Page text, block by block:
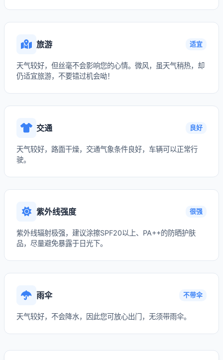
旅游 适宜
天气较好，但丝毫不会影响您的心情。微风，虽天气稍热，却
仍适宜旅游，不要错过机会呦！
交通 良好
天气较好，路面干燥，交通气象条件良好，车辆可以正常行
驶。
紫外线强度 很强
紫外线辐射极强，建议涂擦SPF20以上、PA++的防晒护肤
品，尽量避免暴露于日光下。
雨伞 不带伞
天气较好，不会降水，因此您可放心出门，无须带雨伞。